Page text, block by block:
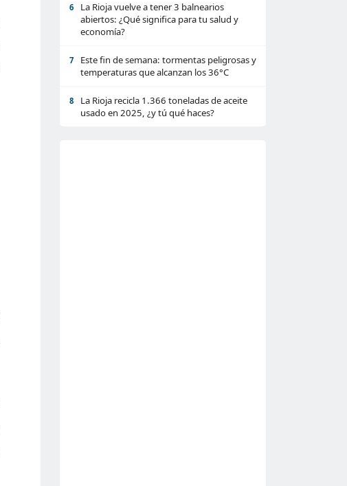
6
La Rioja vuelve a tener 3 balnearios
abiertos: ¿Qué significa para tu salud y
economía?
7
Este fin de semana: tormentas peligrosas y
temperaturas que alcanzan los 36°C
8
La Rioja recicla 1.366 toneladas de aceite
usado en 2025, ¿y tú qué haces?